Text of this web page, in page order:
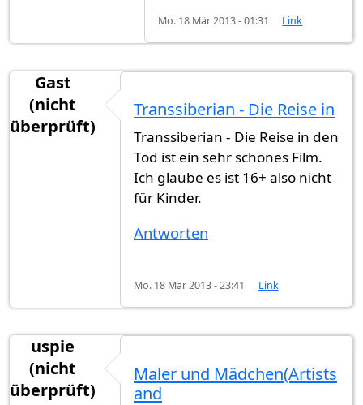
Mo. 18 Mär 2013 - 01:31 Link
Gast
(nicht
überprüft)
Transsiberian - Die Reise in
Transsiberian - Die Reise in den
Tod ist ein sehr schönes Film.
Ich glaube es ist 16+ also nicht
für Kinder.
Antworten
Mo. 18 Mär 2013 - 23:41 Link
uspie
(nicht
überprüft)
Maler und Mädchen(Artists
and